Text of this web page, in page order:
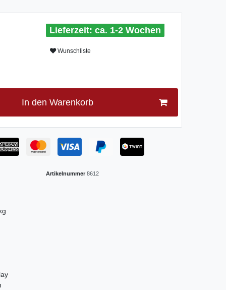
ca. 1-2 Wochen
Wunschliste
In den Warenkorb
Artikelnummer 8612